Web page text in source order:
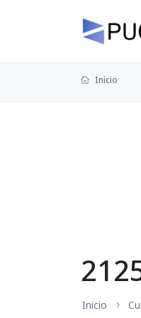
Inicio
Inicio